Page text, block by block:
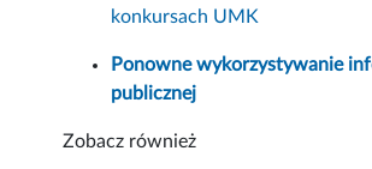
konkursach UMK
Ponowne wykorzystywanie
publicznej
Zobacz również